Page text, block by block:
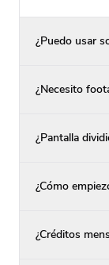
¿Puedo usar
¿Necesito
¿Pantalla
¿Cómo
¿Créditos